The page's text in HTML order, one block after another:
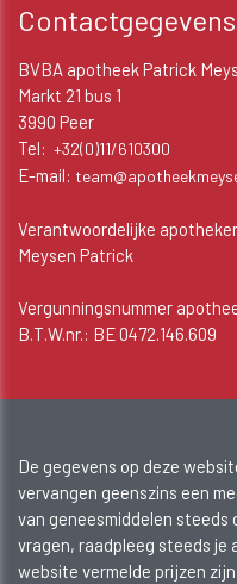
Contactgegevens
BVBA apotheek Patrick
Markt 21 bus 1
3990 Peer
Tel: +32(0)11/610300
E-mail:
Verantwoordelijke
Meysen Patrick
Vergunningsnummer
B.T.W.nr.: BE 0472.146.609
De gegevens op deze
vervangen geenszins een
van geneesmiddelen
vragen, raadpleeg steeds je
website vermelde prijzen